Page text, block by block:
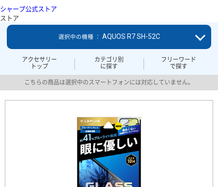
シャープ公式ストア
ストア
アクセサリー
トップ
カテゴリ別
に探す
フリーワード
で探す
選択中の機種 ： AQUOS R7 SH-52C
こちらの商品は選択中のスマートフォンには対応していません。